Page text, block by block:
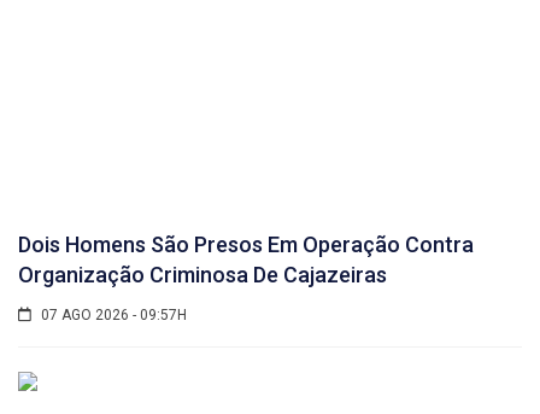
Dois Homens São Presos Em Operação Contra
Organização Criminosa De Cajazeiras
07 AGO 2026 - 09:57H